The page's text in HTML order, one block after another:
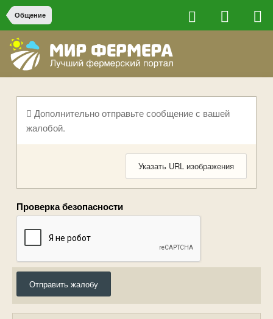
Общение
Дополнительно отправьте сообщение с вашей
жалобой.
Указать URL изображения
Проверка безопасности
Отправить жалобу